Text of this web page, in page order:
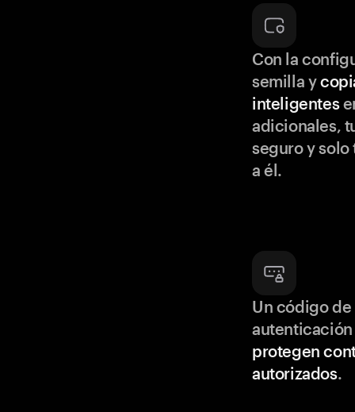
Con la
semilla y
inteligentes
adicionales,
seguro y
a él.
Un código de
protegen
autorizados.